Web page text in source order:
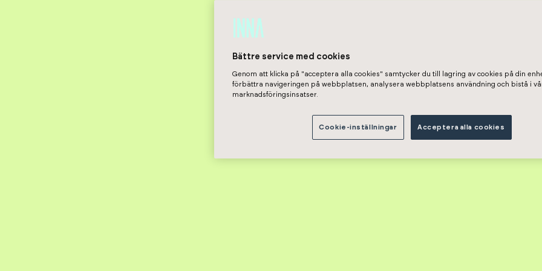
Bättre service med cookies
Genom att klicka på "acceptera alla cookies" samtycker du till lagring av cookies på din
förbättra navigeringen på webbplatsen, analysera webbplatsens användning och bistå i
marknadsföringsinsatser.
Cookie-inställningar Acceptera alla cookies